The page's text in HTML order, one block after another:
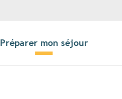
Préparer mon séjour